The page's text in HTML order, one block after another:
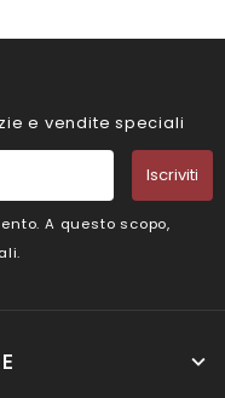
e vendite speciali
Iscriviti
A questo scopo,